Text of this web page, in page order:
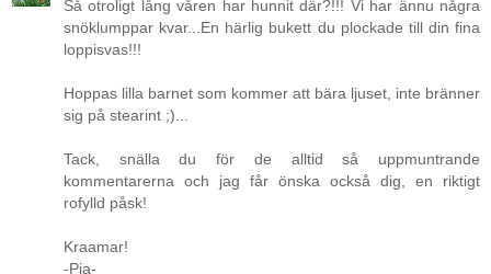
Så otroligt lång våren har hunnit där?!!! Vi har ännu några
snöklumppar kvar...En härlig bukett du plockade till din fina
loppisvas!!!
Hoppas lilla barnet som kommer att bära ljuset, inte bränner
sig på stearint ;)...
Tack, snälla du för de alltid så uppmuntrande
kommentarerna och jag får önska också dig, en riktigt
rofylld påsk!
Kraamar!
-Pia-